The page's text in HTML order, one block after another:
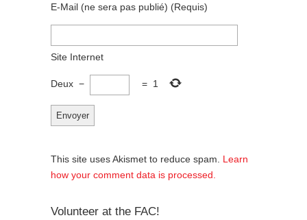
E-Mail (ne sera pas publié) (requis)
Site Internet
Deux − = 1
This site uses Akismet to reduce spam. Learn
how your comment data is processed.
Volunteer at the FAC!